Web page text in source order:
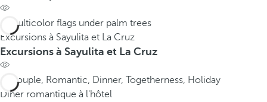
Excursions à Sayulita et La Cruz
Excursions à Sayulita et La Cruz
Dîner romantique à l'hôtel